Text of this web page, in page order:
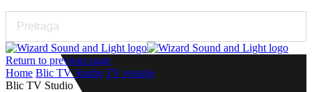
Return to previous page
Home Blic TV Studio TV emisije
Blic TV Studio